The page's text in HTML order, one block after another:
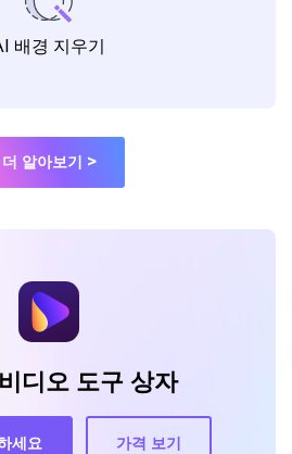
배경 지우기
더 알아보기 >
디오 도구 상자
세요 가격 보기